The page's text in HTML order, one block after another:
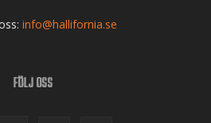
info@hallifornia.se
FÖLJ OSS